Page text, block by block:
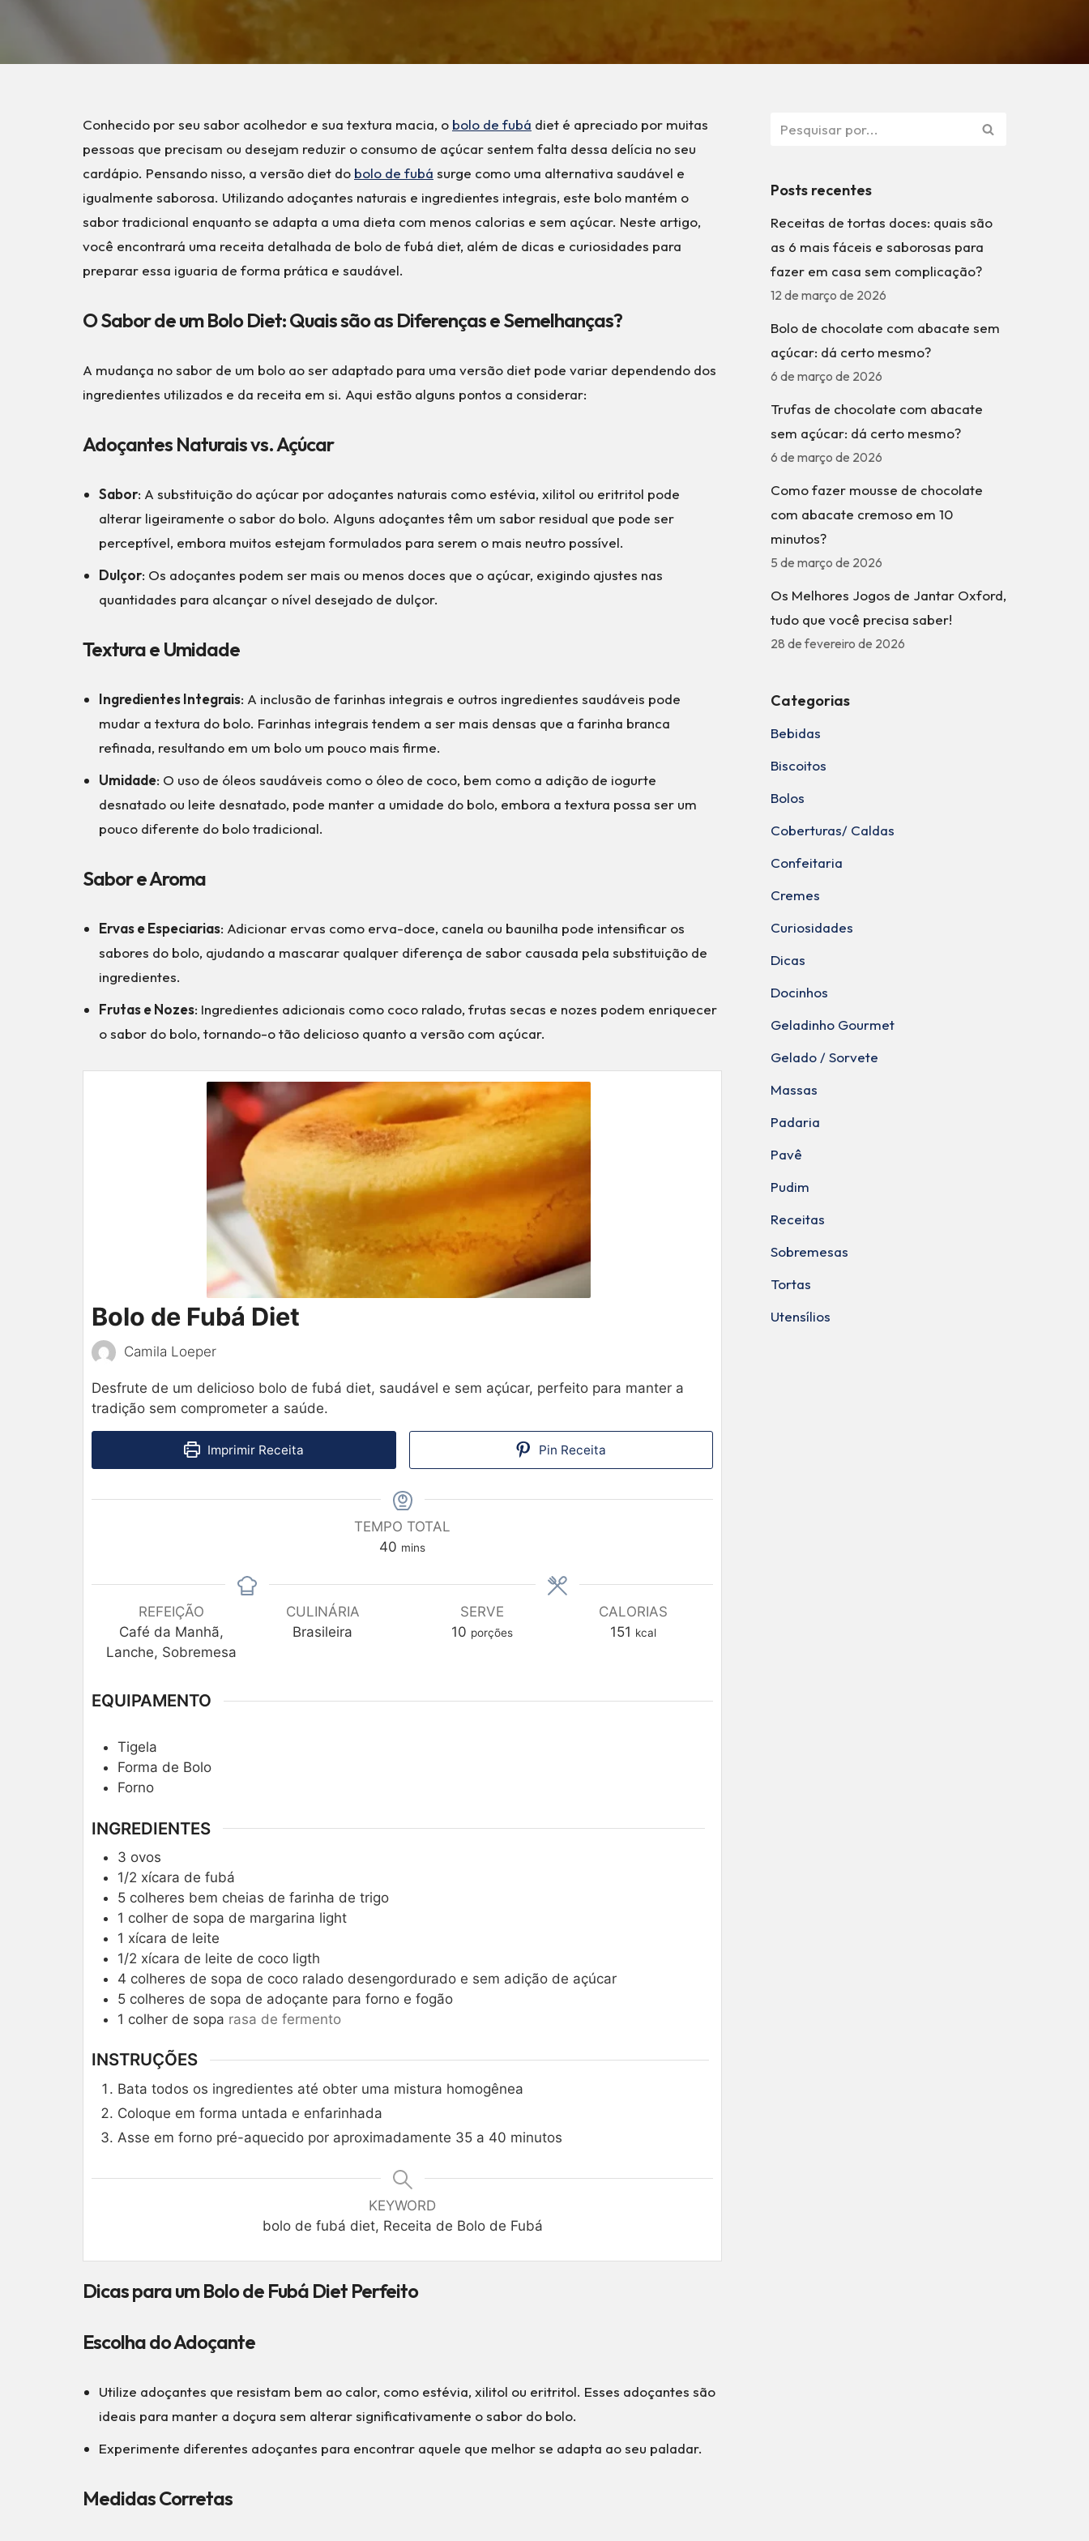
Conhecido por seu sabor acolhedor e sua textura macia, o bolo de fubá diet é apreciado por muitas
pessoas que precisam ou desejam reduzir o consumo de açúcar sentem falta dessa delícia no seu
cardápio. Pensando nisso, a versão diet do bolo de fubá surge como uma alternativa saudável e
igualmente saborosa. Utilizando adoçantes naturais e ingredientes integrais, este bolo mantém o
sabor tradicional enquanto se adapta a uma dieta com menos calorias e sem açúcar. Neste artigo,
você encontrará uma receita detalhada de bolo de fubá diet, além de dicas e curiosidades para
preparar essa iguaria de forma prática e saudável.
O Sabor de um Bolo Diet: Quais são as Diferenças e Semelhanças?
A mudança no sabor de um bolo ao ser adaptado para uma versão diet pode variar dependendo dos
ingredientes utilizados e da receita em si. Aqui estão alguns pontos a considerar:
Adoçantes Naturais vs. Açúcar
Sabor: A substituição do açúcar por adoçantes naturais como estévia, xilitol ou eritritol pode
alterar ligeiramente o sabor do bolo. Alguns adoçantes têm um sabor residual que pode ser
perceptível, embora muitos estejam formulados para serem o mais neutro possível.
Dulçor: Os adoçantes podem ser mais ou menos doces que o açúcar, exigindo ajustes nas
quantidades para alcançar o nível desejado de dulçor.
Textura e Umidade
Ingredientes Integrais: A inclusão de farinhas integrais e outros ingredientes saudáveis pode
mudar a textura do bolo. Farinhas integrais tendem a ser mais densas que a farinha branca
refinada, resultando em um bolo um pouco mais firme.
Umidade: O uso de óleos saudáveis como o óleo de coco, bem como a adição de iogurte
desnatado ou leite desnatado, pode manter a umidade do bolo, embora a textura possa ser um
pouco diferente do bolo tradicional.
Sabor e Aroma
Ervas e Especiarias: Adicionar ervas como erva-doce, canela ou baunilha pode intensificar os
sabores do bolo, ajudando a mascarar qualquer diferença de sabor causada pela substituição de
ingredientes.
Frutas e Nozes: Ingredientes adicionais como coco ralado, frutas secas e nozes podem enriquecer
o sabor do bolo, tornando-o tão delicioso quanto a versão com açúcar.
Bolo de Fubá Diet
Camila Loeper
Desfrute de um delicioso bolo de fubá diet, saudável e sem açúcar, perfeito para manter a
tradição sem comprometer a saúde.
Imprimir Receita Pin Receita
TEMPO TOTAL
40 mins
REFEIÇÃO
Café da Manhã,
Lanche, Sobremesa
CULINÁRIA
Brasileira
SERVE
10 porções
CALORIAS
151 kcal
EQUIPAMENTO
Tigela
Forma de Bolo
Forno
INGREDIENTES
3 ovos
1/2 xícara de fubá
5 colheres bem cheias de farinha de trigo
1 colher de sopa de margarina light
1 xícara de leite
1/2 xícara de leite de coco ligth
4 colheres de sopa de coco ralado desengordurado e sem adição de açúcar
5 colheres de sopa de adoçante para forno e fogão
1 colher de sopa rasa de fermento
INSTRUÇÕES
Bata todos os ingredientes até obter uma mistura homogênea
Coloque em forma untada e enfarinhada
Asse em forno pré-aquecido por aproximadamente 35 a 40 minutos
KEYWORD
bolo de fubá diet, Receita de Bolo de Fubá
Dicas para um Bolo de Fubá Diet Perfeito
Escolha do Adoçante
Utilize adoçantes que resistam bem ao calor, como estévia, xilitol ou eritritol. Esses adoçantes são
ideais para manter a doçura sem alterar significativamente o sabor do bolo.
Experimente diferentes adoçantes para encontrar aquele que melhor se adapta ao seu paladar.
Medidas Corretas
Posts recentes
Receitas de tortas doces: quais são
as 6 mais fáceis e saborosas para
fazer em casa sem complicação?
12 de março de 2026
Bolo de chocolate com abacate sem
açúcar: dá certo mesmo?
6 de março de 2026
Trufas de chocolate com abacate
sem açúcar: dá certo mesmo?
6 de março de 2026
Como fazer mousse de chocolate
com abacate cremoso em 10
minutos?
5 de março de 2026
Os Melhores Jogos de Jantar Oxford,
tudo que você precisa saber!
28 de fevereiro de 2026
Categorias
Bebidas
Biscoitos
Bolos
Coberturas/ Caldas
Confeitaria
Cremes
Curiosidades
Dicas
Docinhos
Geladinho Gourmet
Gelado / Sorvete
Massas
Padaria
Pavê
Pudim
Receitas
Sobremesas
Tortas
Utensílios